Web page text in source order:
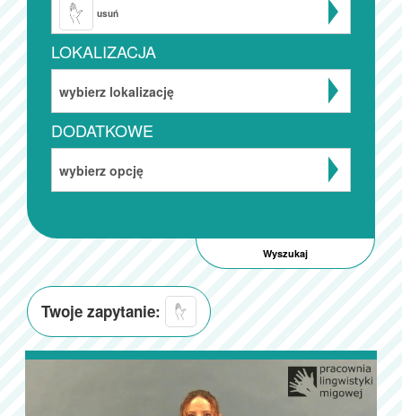
usuń
LOKALIZACJA
wybierz lokalizację
DODATKOWE
wybierz opcję
Twoje zapytanie: